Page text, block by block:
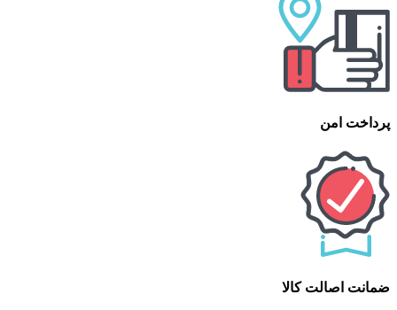
پرداخت امن
ضمانت اصالت کالا